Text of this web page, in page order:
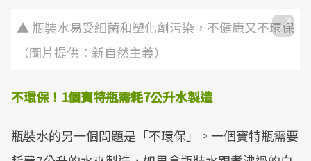
▲ 瓶裝水易受細菌和塑化劑污染，不健康又不環保
（圖片提供：新自然主義）
不環保！1個寶特瓶需耗7公升水製造
瓶裝水的另一個問題是「不環保」。一個寶特瓶需要